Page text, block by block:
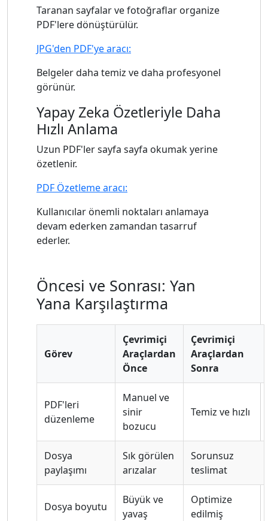
Taranan sayfalar ve fotoğraflar organize
PDF'lere dönüştürülür.
JPG'den PDF'ye aracı:
Belgeler daha temiz ve daha profesyonel
görünür.
Yapay Zeka Özetleriyle Daha
Hızlı Anlama
Uzun PDF'ler sayfa sayfa okumak yerine
özetlenir.
PDF Özetleme aracı:
Kullanıcılar önemli noktaları anlamaya
devam ederken zamandan tasarruf
ederler.
Öncesi ve Sonrası: Yan
Yana Karşılaştırma
Görev
Çevrimiçi
Araçlardan
Önce
Çevrimiçi
Araçlardan
Sonra
PDF'leri
düzenleme
Manuel ve
sinir
bozucu
Temiz ve hızlı
Dosya
paylaşımı
Sık görülen
arızalar
Sorunsuz
teslimat
Dosya boyutu
Büyük ve
yavaş
Optimize
edilmiş